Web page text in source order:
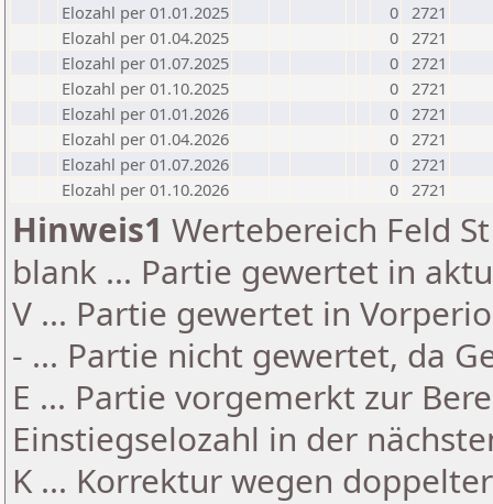
Elozahl per 01.01.2025
0 2721
Elozahl per 01.04.2025
0 2721
Elozahl per 01.07.2025
0 2721
Elozahl per 01.10.2025
0 2721
Elozahl per 01.01.2026
0 2721
Elozahl per 01.04.2026
0 2721
Elozahl per 01.07.2026
0 2721
Elozahl per 01.10.2026
0 2721
Hinweis1 Wertebereich Feld
blank ... Partie gewertet in
V ... Partie gewertet in
- ... Partie nicht gewertet, da
E ... Partie vorgemerkt zur
Einstiegselozahl in der
K ... Korrektur wegen